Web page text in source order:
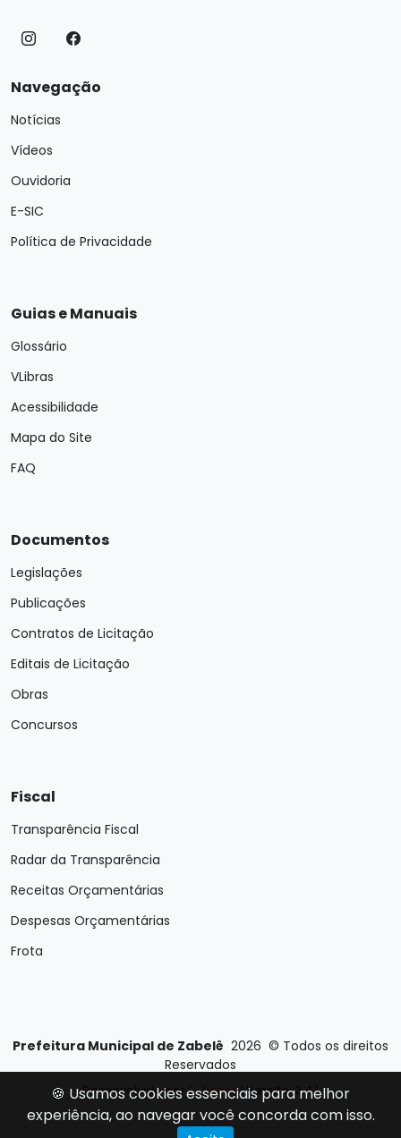
Navegação
Notícias
Vídeos
Ouvidoria
E-SIC
Política de Privacidade
Guias e Manuais
Glossário
VLibras
Acessibilidade
Mapa do Site
FAQ
Documentos
Legislações
Publicações
Contratos de Licitação
Editais de Licitação
Obras
Concursos
Fiscal
Transparência Fiscal
Radar da Transparência
Receitas Orçamentárias
Despesas Orçamentárias
Frota
Prefeitura Municipal de Zabelê 2026 © Todos os direitos
Reservados
Desenvolvido porE-Ticons| Versão: 2.4.1
🍪 Usamos cookies essenciais para melhor
experiência, ao navegar você concorda com isso.